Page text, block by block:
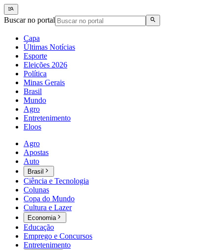
Buscar no portal
Capa
Últimas Notícias
Esporte
Eleições 2026
Política
Minas Gerais
Brasil
Mundo
Agro
Entretenimento
Eloos
Agro
Apostas
Auto
Brasil
Ciência e Tecnologia
Colunas
Copa do Mundo
Cultura e Lazer
Economia
Educação
Emprego e Concursos
Entretenimento